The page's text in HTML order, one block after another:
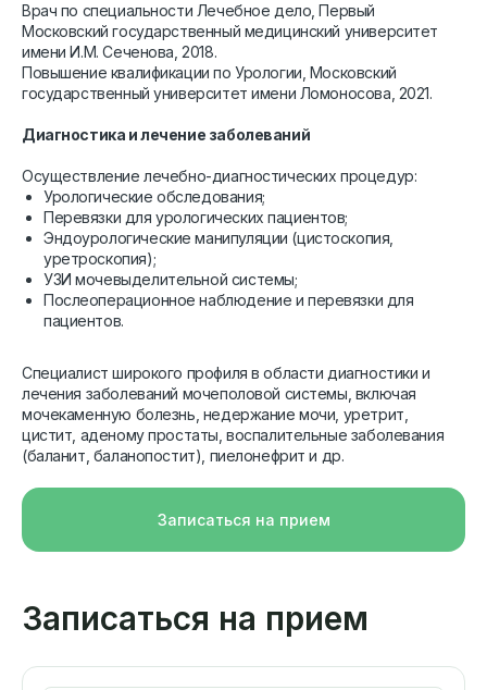
Врач по специальности Лечебное дело, Первый
Московский государственный медицинский университет
имени И.М. Сеченова, 2018.
Повышение квалификации по Урологии, Московский
государственный университет имени Ломоносова, 2021.
Диагностика и лечение заболеваний
Осуществление лечебно-диагностических процедур:
Урологические обследования;
Перевязки для урологических пациентов;
Эндоурологические манипуляции (цистоскопия,
уретроскопия);
УЗИ мочевыделительной системы;
Послеоперационное наблюдение и перевязки для
пациентов.
Специалист широкого профиля в области диагностики и
лечения заболеваний мочеполовой системы, включая
мочекаменную болезнь, недержание мочи, уретрит,
цистит, аденому простаты, воспалительные заболевания
(баланит, баланопостит), пиелонефрит и др.
Записаться на прием
Записаться на прием